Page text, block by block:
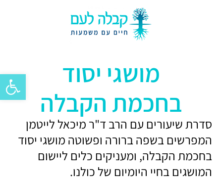
פתח
מושגי יסוד
בחכמת הקבלה
סדרת שיעורים עם הרב ד"ר מיכאל לייטמן
המפרשים בשפה ברורה ופשוטה מושגי יסוד
בחכמת הקבלה, ומעניקים כלים ליישום
המושגים בחיי היומיום של כולנו.